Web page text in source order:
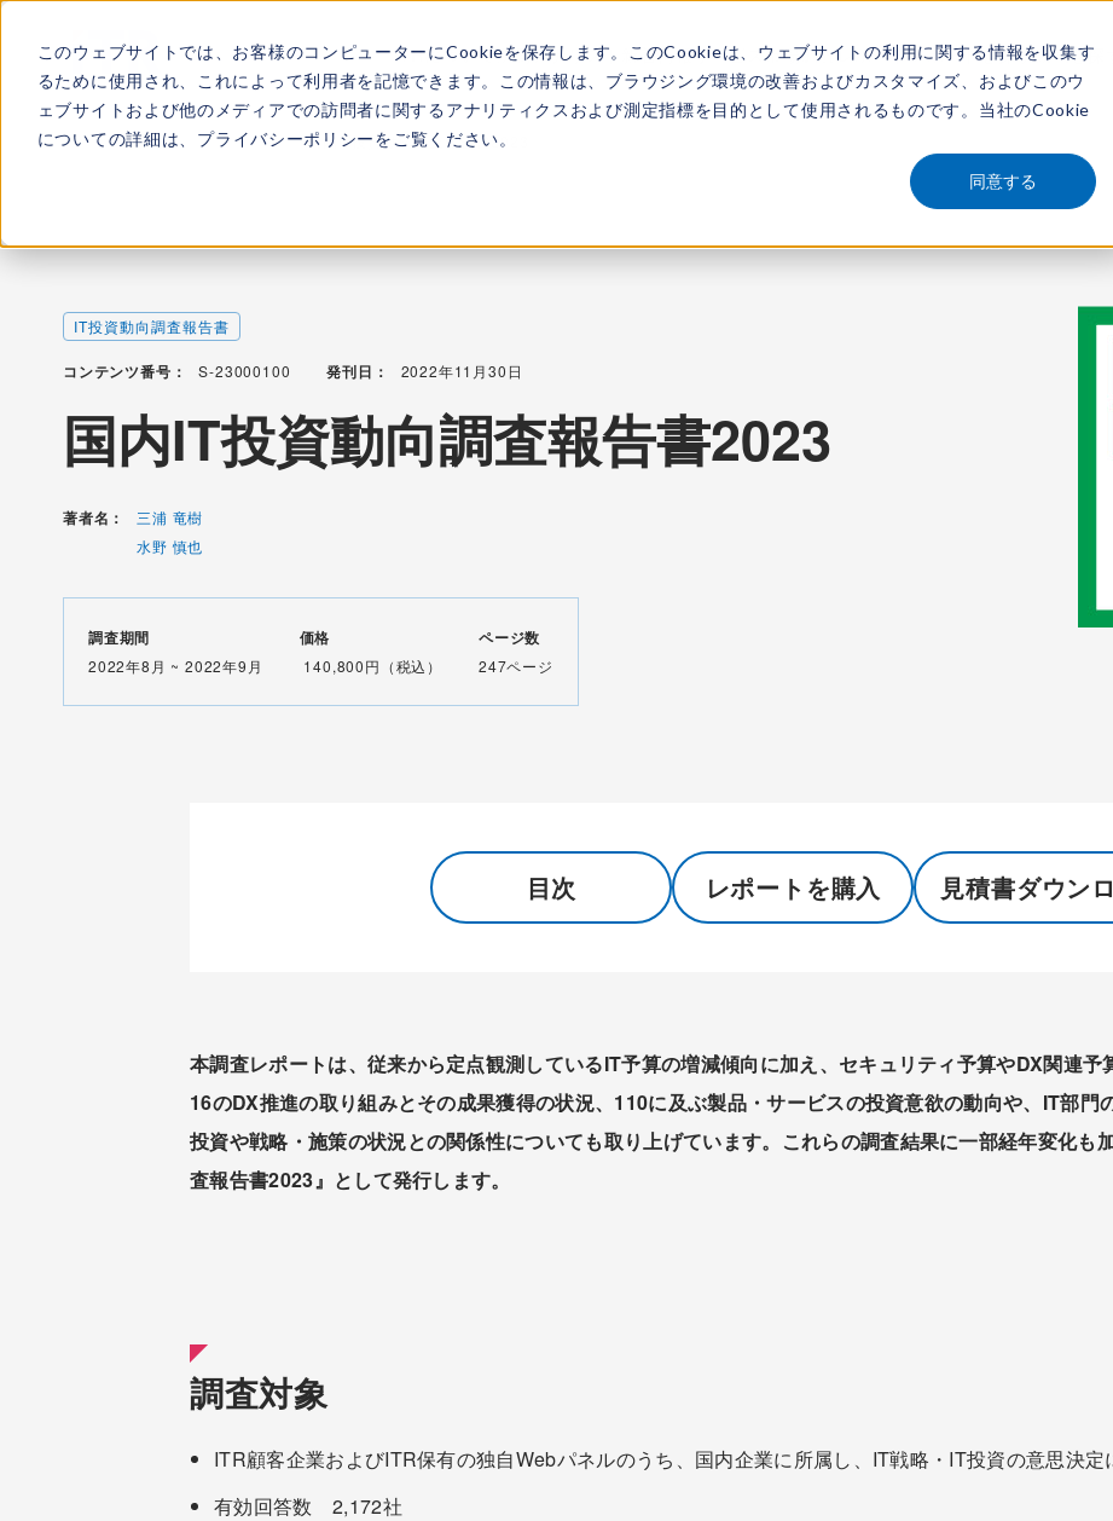
このウェブサイトでは、お客様のコンピューターにCookieを保存します。このCookieは、ウェブサイトの利用に関する情報を収集す
るために使用され、これによって利用者を記憶できます。この情報は、ブラウジング環境の改善およびカスタマイズ、およびこのウ
ェブサイトおよび他のメディアでの訪問者に関するアナリティクスおよび測定指標を目的として使用されるものです。当社のCookie
についての詳細は、 プライバシーポリシーをご覧ください。
同意する
ITRについて所属アナリスト 新着情報サービス市場調査レポートレポートを探す動画を探す
TOP レポート・ライブラリ 国内IT投資動向調査報告書2023
IT投資動向調査報告書
コンテンツ番号： S-23000100 発刊日： 2022年11月30日
国内IT投資動向調査報告書2023
著者名：
三浦 竜樹
水野 慎也
調査期間
2022年8月 ~ 2022年9月
価格
140,800円（税込）
ページ数
247ページ
目次 レポートを購入 見積書ダウン
本調査レポートは、従来から定点観測しているIT予算の増減傾向に加え、セキュリティ予算やDX関連予
16のDX推進の取り組みとその成果獲得の状況、110に及ぶ製品・サービスの投資意欲の動向や、IT部門
投資や戦略・施策の状況との関係性についても取り上げています。これらの調査結果に一部経年変化も
査報告書2023』として発行します。
調査対象
ITR顧客企業およびITR保有の独自Webパネルのうち、国内企業に所属し、IT戦略・IT投資の意思決
有効回答数 2,172社